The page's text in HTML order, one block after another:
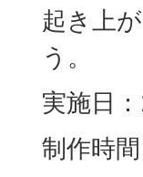
起き上
う。
実施日
制作時